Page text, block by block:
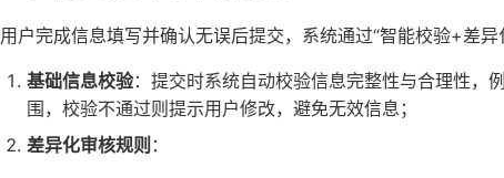
用户完成信息填写并确认无误后提交，系统通过“智能校验+差异
基础信息校验：提交时系统自动校验信息完整性与合理性，
围，校验不通过则提示用户修改，避免无效信息；
差异化审核规则 ：